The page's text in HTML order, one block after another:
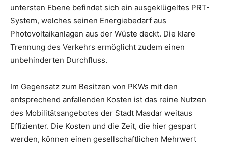
untersten Ebene befindet sich ein ausgeklügeltes PRT-
System, welches seinen Energiebedarf aus
Photovoltaikanlagen aus der Wüste deckt. Die klare
Trennung des Verkehrs ermöglicht zudem einen
unbehinderten Durchfluss.
Im Gegensatz zum Besitzen von PKWs mit den
entsprechend anfallenden Kosten ist das reine Nutzen
des Mobilitätsangebotes der Stadt Masdar weitaus
Effizienter. Die Kosten und die Zeit, die hier gespart
werden, können einen gesellschaftlichen Mehrwert